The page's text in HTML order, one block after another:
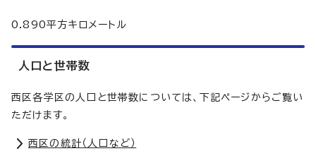
0.890平方キロメートル
人口と世帯数
西区各学区の人口と世帯数については、下記ページからご覧い
ただけます。
西区の統計（人口など）